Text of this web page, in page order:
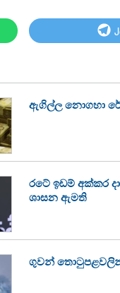
ඇගිල්ල නොගහා
රටේ ඉඩම් අක්කර
ශාසන ඇමති
ගුවන්